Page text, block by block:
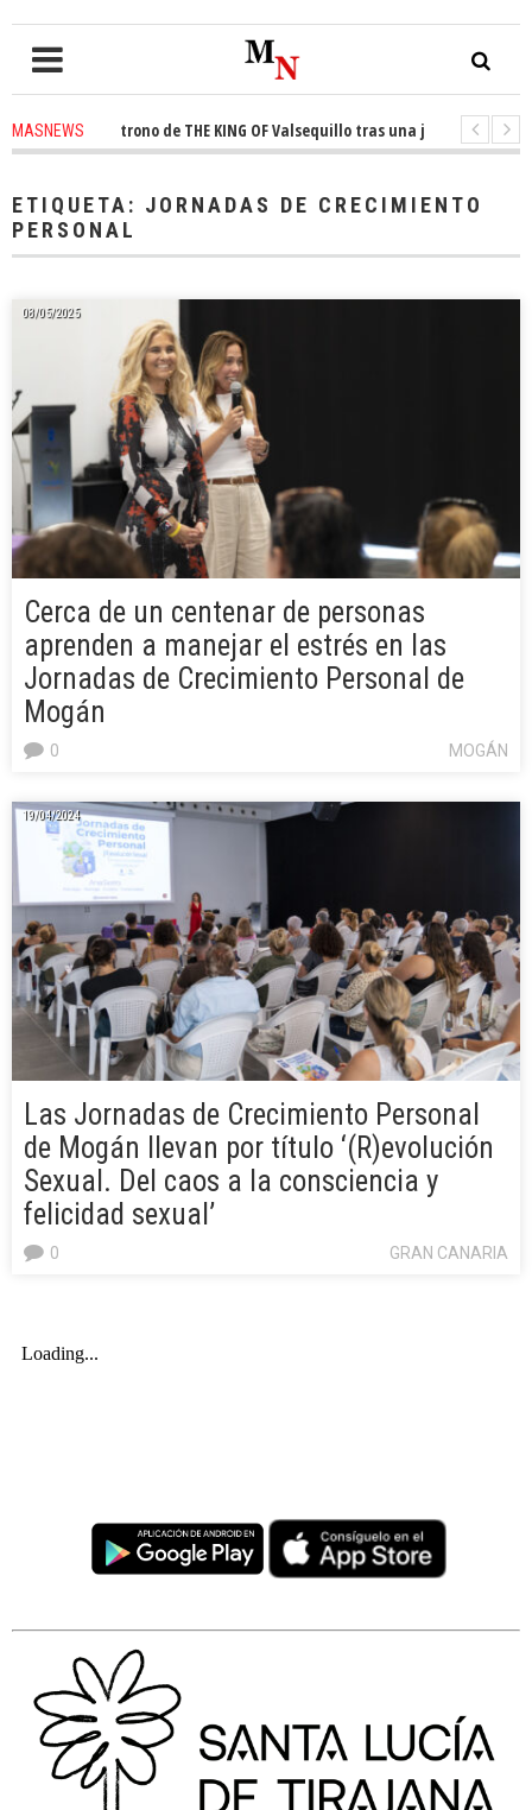
MASNEWS
el trono de THE KING OF Valsequillo tras una jornada de
ETIQUETA: JORNADAS DE CRECIMIENTO
PERSONAL
08/05/2025
Cerca de un centenar de personas
aprenden a manejar el estrés en las
Jornadas de Crecimiento Personal de
Mogán
MOGÁN
0
19/04/2024
Las Jornadas de Crecimiento Personal
de Mogán llevan por título ‘(R)evolución
Sexual. Del caos a la consciencia y
felicidad sexual’
GRAN CANARIA
0